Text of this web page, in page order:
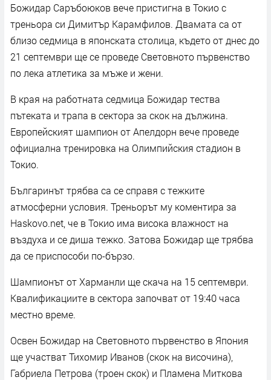
Божидар Саръбоюков вече пристигна в Токио с
треньора си Димитър Карамфилов. Двамата са от
близо седмица в японската столица, където от днес до
21 септември ще се проведе Световното първенство
по лека атлетика за мъже и жени.
В края на работната седмица Божидар тества
пътеката и трапа в сектора за скок на дължина.
Европейският шампион от Апелдорн вече проведе
официална тренировка на Олимпийския стадион в
Токио.
Българинът трябва са се справя с тежките
атмосферни условия. Треньорът му коментира за
Haskovo.net, че в Токио има висока влажност на
въздуха и се диша тежко. Затова Божидар ще трябва
да се приспособи по-бързо.
Шампионът от Харманли ще скача на 15 септември.
Квалификациите в сектора започват от 19:40 часа
местно време.
Освен Божидар на Световното първенство в Япония
ще участват Тихомир Иванов (скок на височина),
Габриела Петрова (троен скок) и Пламена Миткова